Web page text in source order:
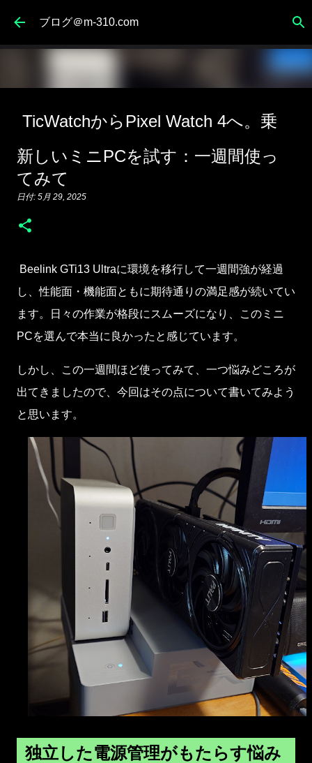
スキップしてメイン コンテンツに移動
ブログ＠m-310.com
TicWatchからPixel Watch 4へ。乗
り換えの理由と1週間使ってみての
感想
日付:5月 30, 2026
新しいミニPCを試す：一週間使っ
てみて
日付: 5月 29, 2025
Beelink GTi13 Ultraに環境を移行して一週間強が経過
し、性能面・機能面ともに期待通りの満足感が続いてい
ます。日々の作業が格段にスムーズになり、このミニ
PCを選んで本当に良かったと感じています。
しかし、この一週間ほど使ってみて、一つ悩みどころが
出てきましたので、今回はその点について書いてみよう
と思います。
独立した電源管理がもたらす悩み